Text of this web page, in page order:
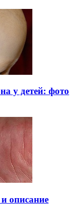
у детей: фото
описание